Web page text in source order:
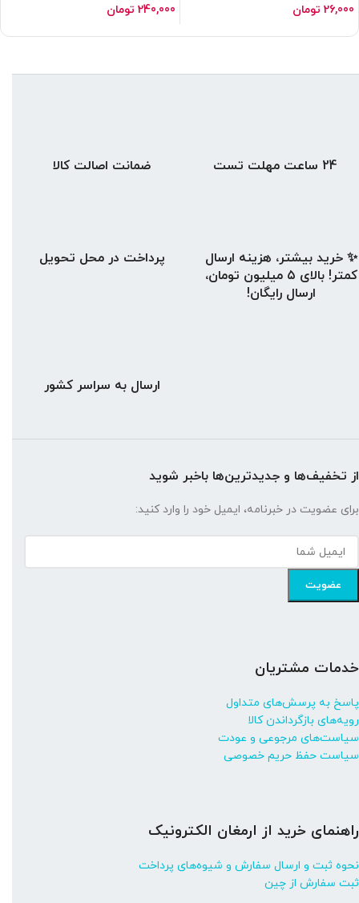
26,000 تومان 240,000 تومان
ضمانت اصالت کالا 24 ساعت مهلت تست
پرداخت در محل تحویل
✨ خرید بیشتر، هزینه ارسال
کمتر! بالای ۵ میلیون تومان،
ارسال رایگان!
ارسال به سراسر کشور
از تخفیف‌ها و جدیدترین‌ها باخبر شوید
برای عضویت در خبرنامه، ایمیل خود را وارد کنید:
خدمات مشتریان
پاسخ به پرسش‌های متداول
رویه‌های بازگرداندن کالا
سیاست‌های مرجوعی و عودت
سیاست حفظ حریم خصوصی
راهنمای خرید از ارمغان الکترونیک
نحوه ثبت و ارسال سفارش و شیوه‌های پرداخت
ثبت سفارش از چین